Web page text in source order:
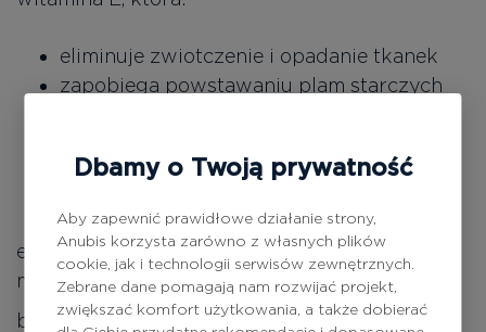
eliminuje zwiotczenie i opadanie tkanek
zapobiega powstawaniu plam starczych
krwionośnych
ekstrakt z aloesu, kwas hialuronowy o różnej
masie cząsteczkowej, wit E
bez alkoholu, siarczanów, parafiny i olejów
Dbamy o Twoją prywatność
Aby zapewnić prawidłowe działanie strony,
Anubis korzysta zarówno z własnych plików
cookie, jak i technologii serwisów zewnętrznych.
Zebrane dane pomagają nam rozwijać projekt,
zwiększać komfort użytkowania, a także dobierać